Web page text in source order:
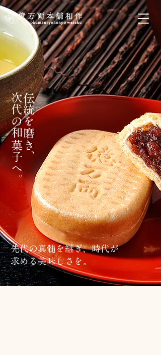
伝統を磨き、
次代の和菓子へ。
先代の真髄を継ぎ、時代が
求める美味しさを。